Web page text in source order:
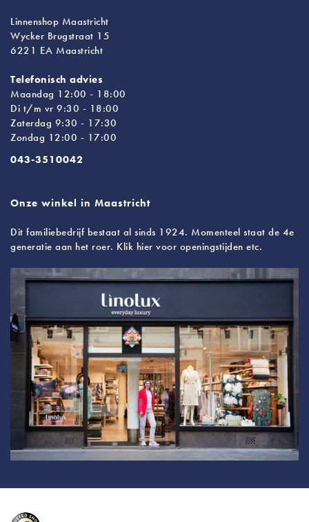
Linnenshop Maastricht
Wycker Brugstraat 15
6221 EA Maastricht
Telefonisch advies
Maandag 12:00 - 18:00
Di t/m vr 9:30 - 18:00
Zaterdag 9:30 - 17:30
Zondag 12:00 - 17:00
043-3510042
Onze winkel in Maastricht
Dit familiebedrijf bestaat al sinds 1924. Momenteel staat de 4e
generatie aan het roer. Klik hier voor openingstijden etc.